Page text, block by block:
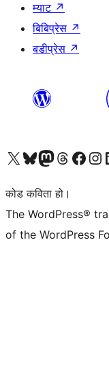
म्याट ↗
बिबिप्रेस ↗
बडीप्रेस ↗
हाम्रो X (पहिले ट्विटर) खातामा जानुहोस्
हाम्रो Bluesky खाता भ्रमण गर्नुहोस्
हाम्रो म्यास्टोडन खाता भ्रमण गर्नुहोस्
हाम्रो थ्रेड्स खातामा जानुहोस्
हाम्रो फेसबुक पेजमा
हाम्रो
कोड कविता हो।
The WordPress®
of the WordPress